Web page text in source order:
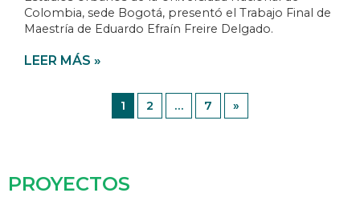
Colombia, sede Bogotá, presentó el Trabajo Final de
Maestría de Eduardo Efraín Freire Delgado.
LEER MÁS »
1 2 … 7 »
PROYECTOS